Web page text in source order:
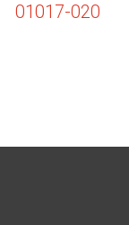
01017-020